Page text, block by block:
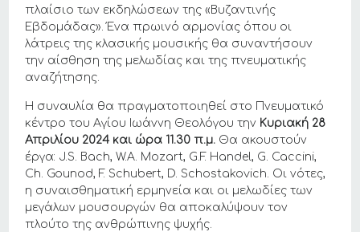
πλαίσιο των εκδηλώσεων της «Βυζαντινής
Εβδομάδας». Ένα πρωινό αρμονίας όπου οι
λάτρεις της κλασικής μουσικής θα συναντήσουν
την αίσθηση της μελωδίας και της πνευματικής
αναζήτησης.
Η συναυλία θα πραγματοποιηθεί στο Πνευματικό
κέντρο του Αγίου Ιωάννη Θεολόγου την Κυριακή 28
Απριλίου 2024 και ώρα 11.30 π.μ. Θα ακουστούν
έργα: J.S. Bach, W.A. Mozart, G.F. Handel, G. Caccini,
Ch. Gounod, F. Schubert, D. Schostakovich. Οι νότες,
η συναισθηματική ερμηνεία και οι μελωδίες των
μεγάλων μουσουργών θα αποκαλύψουν τον
πλούτο της ανθρώπινης ψυχής.